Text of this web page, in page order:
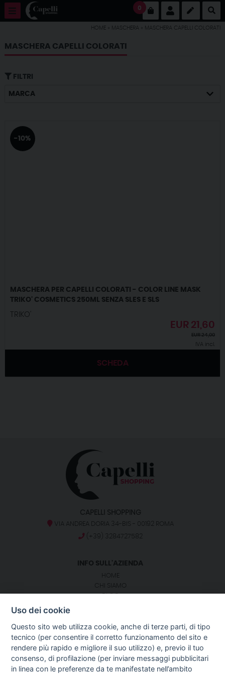
0
HOME MASCHERA MASCHERA CAPELLI COLORATI
MASCHERA CAPELLI COLORATI
FILTRI
MARCA
-10%
MASCHERA PER CAPELLI COLORATI - COLOR LINE MASK
TRIKO' COSMETICS 250ML SENZA SLES E SLS
TRIKO'
EUR 21,60
EUR24,00
IVA incl.
SCHEDA
CAPELLI SHOPPING
VIA ANDREA DORIA 34-BIS - 00192 ROMA
(+39) 3284727582
INFO SULL'AZIENDA
HOME
CHI SIAMO
SEGUICI SU:
GUIDA AGLI ACQUISTI
Uso dei cookie
Questo sito web utilizza cookie, anche di terze parti, di tipo
tecnico (per consentire il corretto funzionamento del sito e
rendere più rapido e migliore il suo utilizzo) e, previo il tuo
consenso, di profilazione (per inviare messaggi pubblicitari
in linea con le preferenze da te manifestate nell’ambito